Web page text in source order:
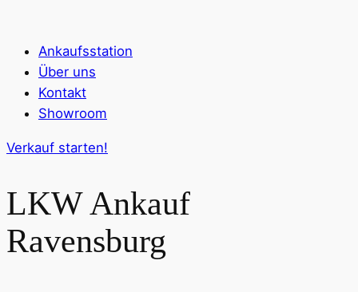
Ankaufsstation
Über uns
Kontakt
Showroom
Verkauf starten!
LKW Ankauf
Ravensburg